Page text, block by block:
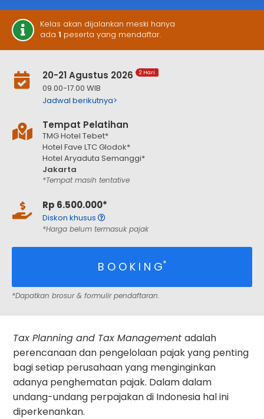
Kelas akan dijalankan meski hanya
ada 1 peserta yang mendaftar.
20-21 Agustus 2026 2 Hari
09.00-17.00 WIB
Jadwal berikutnya>
Tempat Pelatihan
TMG Hotel Tebet*
Hotel Fave LTC Glodok*
Hotel Aryaduta Semanggi*
Jakarta
*Tempat masih tentative
Rp 6.500.000*
Diskon khusus
*Harga belum termasuk pajak
B O O K I N G*
*Dapatkan brosur & formulir pendaftaran.
Tax Planning and Tax Managementadalah
perencanaan dan pengelolaan pajak yang penting
bagi setiap perusahaan yang menginginkan
adanya penghematan pajak. Dalam dalam
undang-undang perpajakan di Indonesia hal ini
diperkenankan.